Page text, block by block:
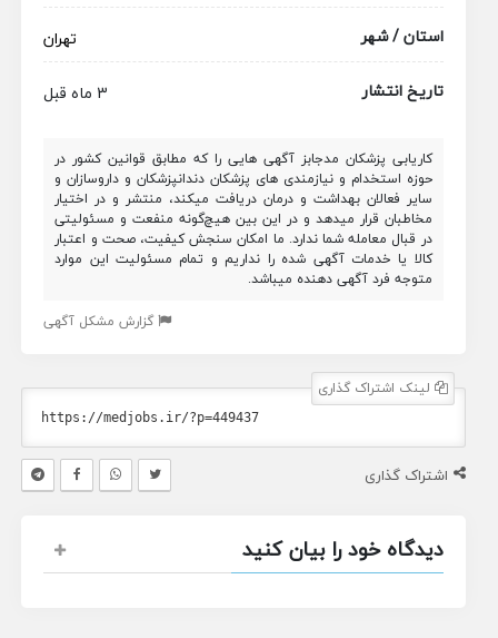
استان / شهر
تهران
تاریخ انتشار
3 ماه قبل
کاریابی پزشکان مدجابز آگهی هایی را که مطابق قوانین کشور در
حوزه استخدام و نیازمندی های پزشکان دندانپزشکان و داروسازان و
سایر فعالان بهداشت و درمان دریافت میکند، منتشر و در اختیار
مخاطبان قرار میدهد و در این بین هیچ‌گونه منفعت و مسئولیتی
در قبال معامله شما ندارد. ما امکان سنجش کیفیت، صحت و اعتبار
کالا یا خدمات آگهی شده را نداریم و تمام مسئولیت این موارد
متوجه فرد آگهی دهنده میباشد.
گزارش مشکل آگهی
لینک اشتراک گذاری
اشتراک گذاری
دیدگاه خود را بیان کنید